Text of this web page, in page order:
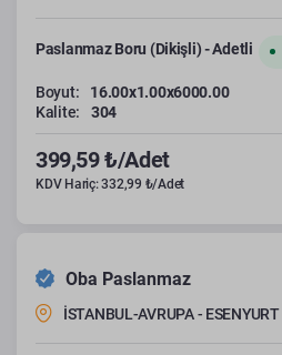
Paslanmaz Boru (Dikişli) - Adetli
Boyut:
16.00x1.00x6000.00
Kalite:
304
399,59 ₺/Adet
KDV Hariç: 332,99 ₺/Adet
Oba Paslanmaz
İSTANBUL-AVRUPA - ESENYURT